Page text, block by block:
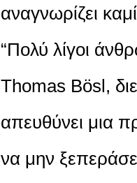
αναγνωρίζει
“Πολύ λίγοι
Thomas Bösl,
απευθύνει μια
να μην